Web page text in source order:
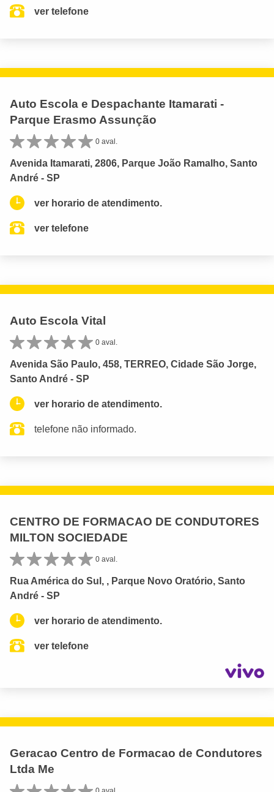
ver telefone
Auto Escola e Despachante Itamarati -
Parque Erasmo Assunção
0 aval.
Avenida Itamarati, 2806, Parque João Ramalho, Santo
André - SP
ver horario de atendimento.
ver telefone
Auto Escola Vital
0 aval.
Avenida São Paulo, 458, TERREO, Cidade São Jorge,
Santo André - SP
ver horario de atendimento.
telefone não informado.
CENTRO DE FORMACAO DE CONDUTORES
MILTON SOCIEDADE
0 aval.
Rua América do Sul, , Parque Novo Oratório, Santo
André - SP
ver horario de atendimento.
ver telefone
Geracao Centro de Formacao de Condutores
Ltda Me